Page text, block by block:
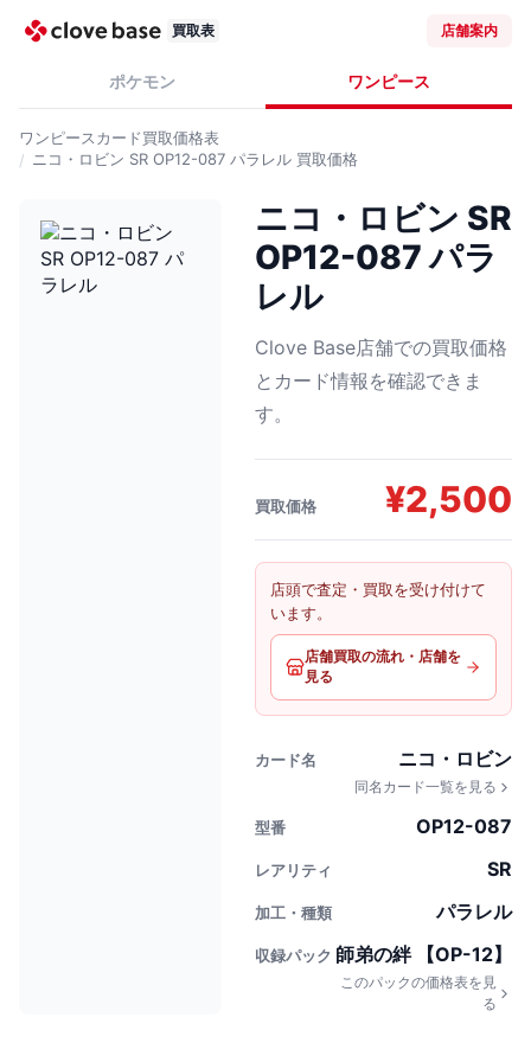
買取表 店舗案内
ポケモン ワンピース
ワンピースカード買取価格表
ニコ・ロビン SR OP12-087 パラレル 買取価格
ニコ・ロビン SR
OP12-087 パラ
レル
Clove Base店舗での買取価格
とカード情報を確認できま
す。
買取価格 ¥2,500
店頭で査定・買取を受け付けて
います。
店舗買取の流れ・店舗を
見る
カード名 ニコ・ロビン
同名カード一覧を見る
型番 OP12-087
レアリティ SR
加工・種類 パラレル
収録パック 師弟の絆 【OP-12】
このパックの価格表を見
る